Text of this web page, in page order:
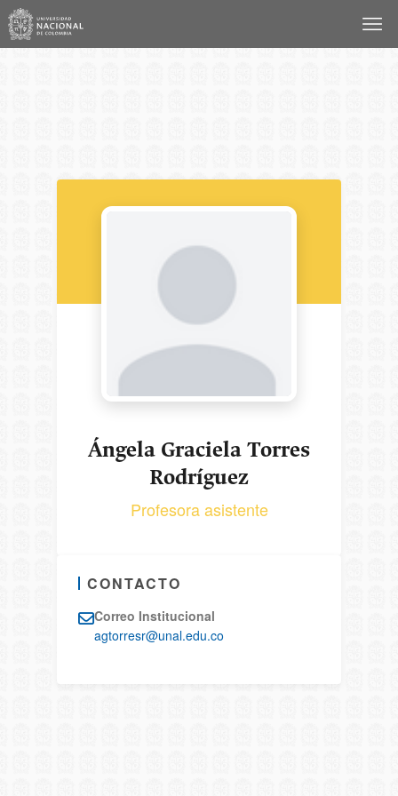
Ángela Graciela Torres
Rodríguez
Profesora asistente
CONTACTO
Correo Institucional
agtorresr@unal.edu.co